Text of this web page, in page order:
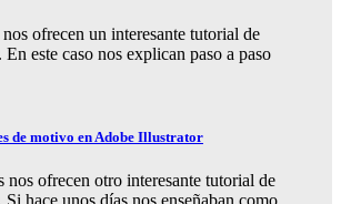
ofrecen un interesante tutorial de
este caso nos explican paso a paso
de motivo en Adobe Illustrator
nos ofrecen otro interesante tutorial de
hace unos días nos enseñaban como